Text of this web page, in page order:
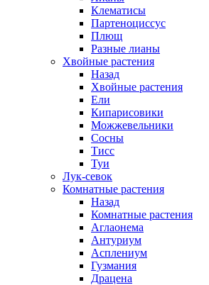
Клематисы
Партеноциссус
Плющ
Разные лианы
Хвойные растения
Назад
Хвойные растения
Ели
Кипарисовики
Можжевельники
Сосны
Тисс
Туи
Лук-севок
Комнатные растения
Назад
Комнатные растения
Аглаонема
Антуриум
Асплениум
Гузмания
Драцена